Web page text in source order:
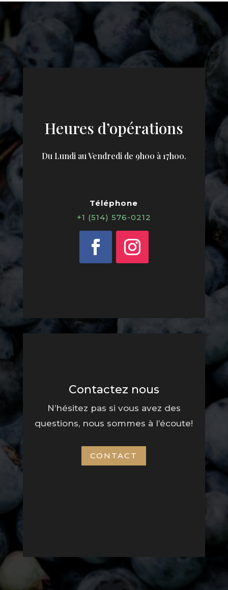
Heures d’opérations
Du Lundi au Vendredi de 9h00 à 17h00.
Téléphone
+1 (514) 576-0212
Contactez nous
N’hésitez pas si vous avez des
questions, nous sommes à l’écoute!
CONTACT